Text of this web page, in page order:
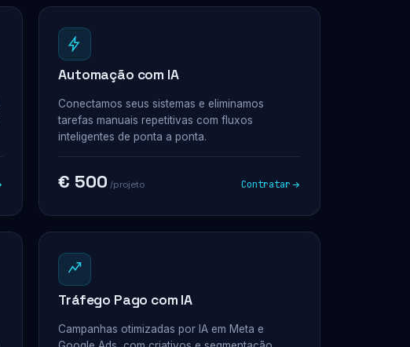
Automação com IA
Conectamos seus sistemas e eliminamos
tarefas manuais repetitivas com fluxos
inteligentes de ponta a ponta.
€ 500 /projeto Contratar
Tráfego Pago com IA
Campanhas otimizadas por IA em Meta e